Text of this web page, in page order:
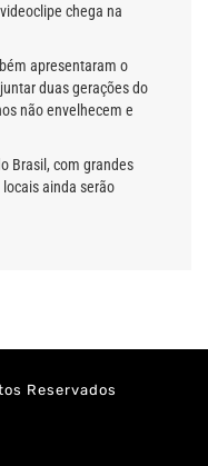
chega na
apresentaram o
duas gerações do
não envelhecem e
Brasil, com grandes
ainda serão
Reservados